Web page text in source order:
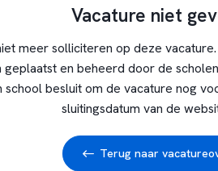
Vacature niet
meer solliciteren op deze
geplaatst en beheerd door de
school besluit om de vacature nog
sluitingsdatum van de
Terug naar